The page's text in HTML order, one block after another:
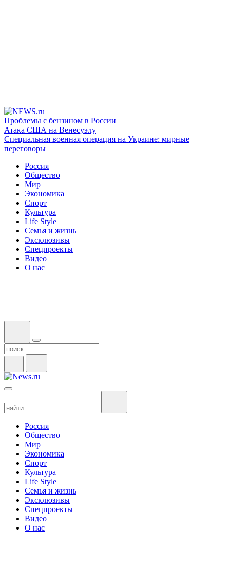
Проблемы с бензином в России
Атака США на Венесуэлу
Специальная военная операция на Украине: мирные
переговоры
Россия
Общество
Мир
Экономика
Спорт
Культура
Life Style
Семья и жизнь
Эксклюзивы
Спецпроекты
Видео
О нас
Россия
Общество
Мир
Экономика
Спорт
Культура
Life Style
Семья и жизнь
Эксклюзивы
Спецпроекты
Видео
О нас